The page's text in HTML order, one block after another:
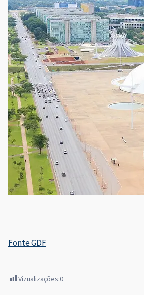
Fonte GDF
Vizualizações:0